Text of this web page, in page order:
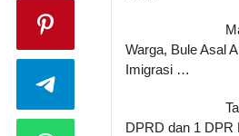
Warga, Bule Asal
Imigrasi …
DPRD dan 1 DPR